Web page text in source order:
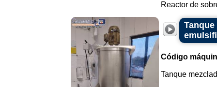
Reactor de
Código
Tanque